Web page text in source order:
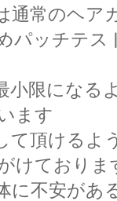
通常のヘア
パッチテス
小限になる
ます
て頂けるよ
けておりま
に不安があ